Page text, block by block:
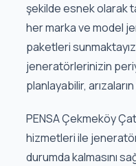
şekilde esnek olarak
her marka ve model
paketleri
jeneratörlerinizin
planlayabilir,
PENSA Çekmeköy
hizmetleri ile
durumda kalmasını